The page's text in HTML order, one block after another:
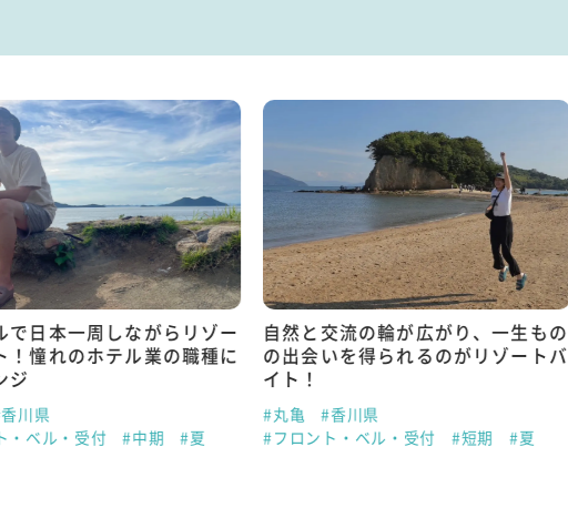
で日本一周しながらリゾー
！憧れのホテル業の職種に
ジ
川県
・ベル・受付
#中期 #夏
自然と交流の輪が広がり、一生もの
の出会いを得られるのがリゾートバ
イト！
#丸亀
#香川県
#フロント・ベル・受付
#短期 #夏